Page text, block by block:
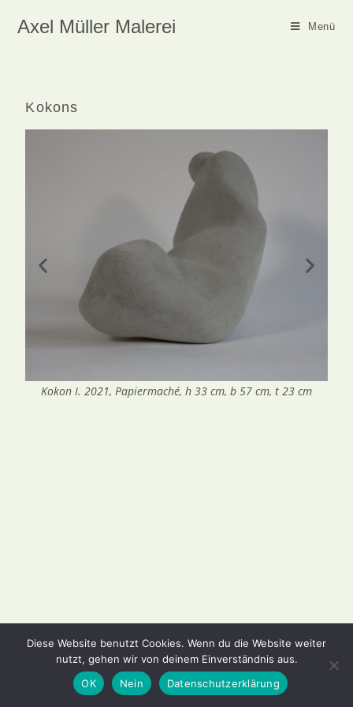
Axel Müller Malerei Menü
Kokons
Kokon I. 2021, Papiermaché, h 33 cm, b 57 cm, t 23 cm
Impressum Kontakt
Copyright 2026 - Axel Müller
Diese Website benutzt Cookies. Wenn du die Website weiter
nutzt, gehen wir von deinem Einverständnis aus.
OK
Nein Datenschutzerklärung